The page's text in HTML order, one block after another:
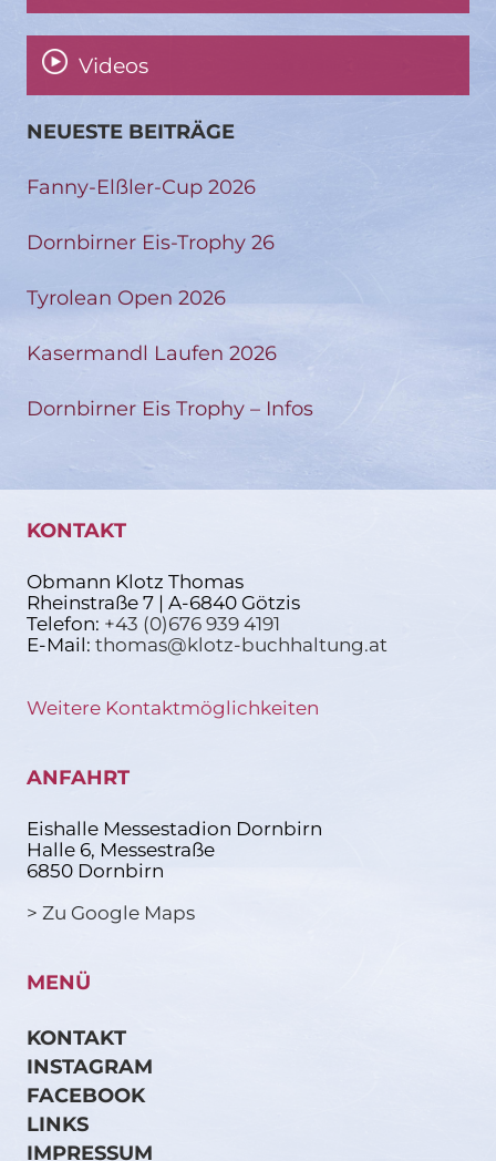
Videos
NEUESTE BEITRÄGE
Fanny-Elßler-Cup 2026
Dornbirner Eis-Trophy 26
Tyrolean Open 2026
Kasermandl Laufen 2026
Dornbirner Eis Trophy – Infos
KONTAKT
Obmann Klotz Thomas
Rheinstraße 7 | A-6840 Götzis
Telefon: +43 (0)676 939 4191
E-Mail: thomas@klotz-buchhaltung.at
Weitere Kontaktmöglichkeiten
ANFAHRT
Eishalle Messestadion Dornbirn
Halle 6, Messestraße
6850 Dornbirn
> Zu Google Maps
MENÜ
KONTAKT
INSTAGRAM
FACEBOOK
LINKS
IMPRESSUM